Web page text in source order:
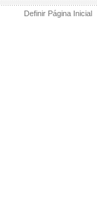
Definir Página Inicial